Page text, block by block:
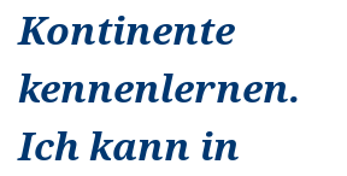
Kontinente
kennenlernen.
Ich kann in